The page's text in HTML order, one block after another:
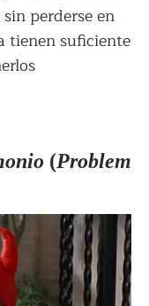
perderse en
tienen suficiente
(Problem